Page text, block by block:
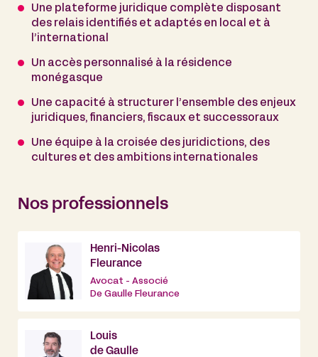
Une plateforme juridique complète disposant
des relais identifiés et adaptés en local et à
l’international
Un accès personnalisé à la résidence
monégasque
Une capacité à structurer l’ensemble des enjeux
juridiques, financiers, fiscaux et successoraux
Une équipe à la croisée des juridictions, des
cultures et des ambitions internationales
Nos professionnels
Henri-Nicolas
Fleurance
Avocat - Associé
De Gaulle Fleurance
Louis
de Gaulle